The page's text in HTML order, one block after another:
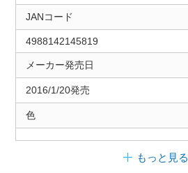
JANコード
4988142145819
メーカー発売日
2016/1/20発売
色
もっと見る